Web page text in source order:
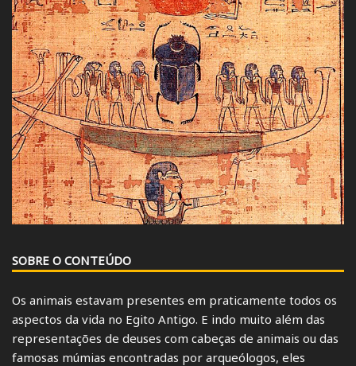
SOBRE O CONTEÚDO
Os animais estavam presentes em praticamente todos os
aspectos da vida no Egito Antigo. E indo muito além das
representações de deuses com cabeças de animais ou das
famosas múmias encontradas por arqueólogos, eles